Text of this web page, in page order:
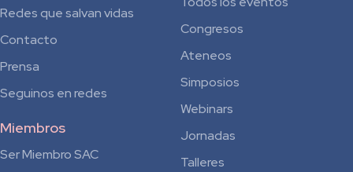
Redes que salvan vidas
Contacto
Prensa
Seguinos en redes
Miembros
Ser Miembro SAC
Congresos
Ateneos
Simposios
Webinars
Jornadas
Talleres